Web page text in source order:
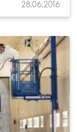
28.06.2016